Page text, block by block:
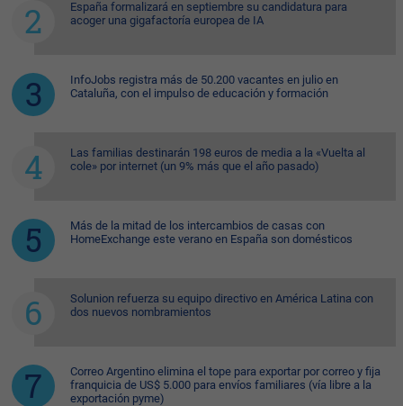
España formalizará en septiembre su candidatura para
acoger una gigafactoría europea de IA
InfoJobs registra más de 50.200 vacantes en julio en
Cataluña, con el impulso de educación y formación
Las familias destinarán 198 euros de media a la «Vuelta al
cole» por internet (un 9% más que el año pasado)
Más de la mitad de los intercambios de casas con
HomeExchange este verano en España son domésticos
Solunion refuerza su equipo directivo en América Latina con
dos nuevos nombramientos
Correo Argentino elimina el tope para exportar por correo y fija
franquicia de US$ 5.000 para envíos familiares (vía libre a la
exportación pyme)